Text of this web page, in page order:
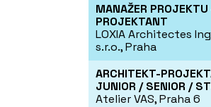
MANAŽER
PROJEKTANT
LOXIA Architectes
s.r.o., Praha
ARCHITEKT-
JUNIOR / SENIOR /
Atelier VAS, Praha 6